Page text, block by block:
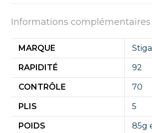
Informations complémentaires
MARQUE Stiga
RAPIDITÉ 92
CONTRÔLE 70
PLIS 5
POIDS 85g